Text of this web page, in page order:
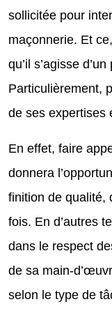
sollicitée pour
maçonnerie. Et
qu’il s’agisse
Particulièrement,
de ses expertises
En effet, faire
donnera
finition de qualité,
fois. En d’autres
dans le respect
de sa main-
selon le type de